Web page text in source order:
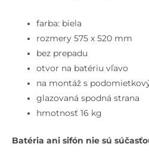
57x52
cm,
bez
prepadu,
otvor
batériu
biela
farba: biela
rozmery 575 x 520 mm
bez prepadu
otvor na batériu vľavo
na montáž s
glazovaná spodná strana
hmotnosť 16 kg
Batéria ani sifón nie sú